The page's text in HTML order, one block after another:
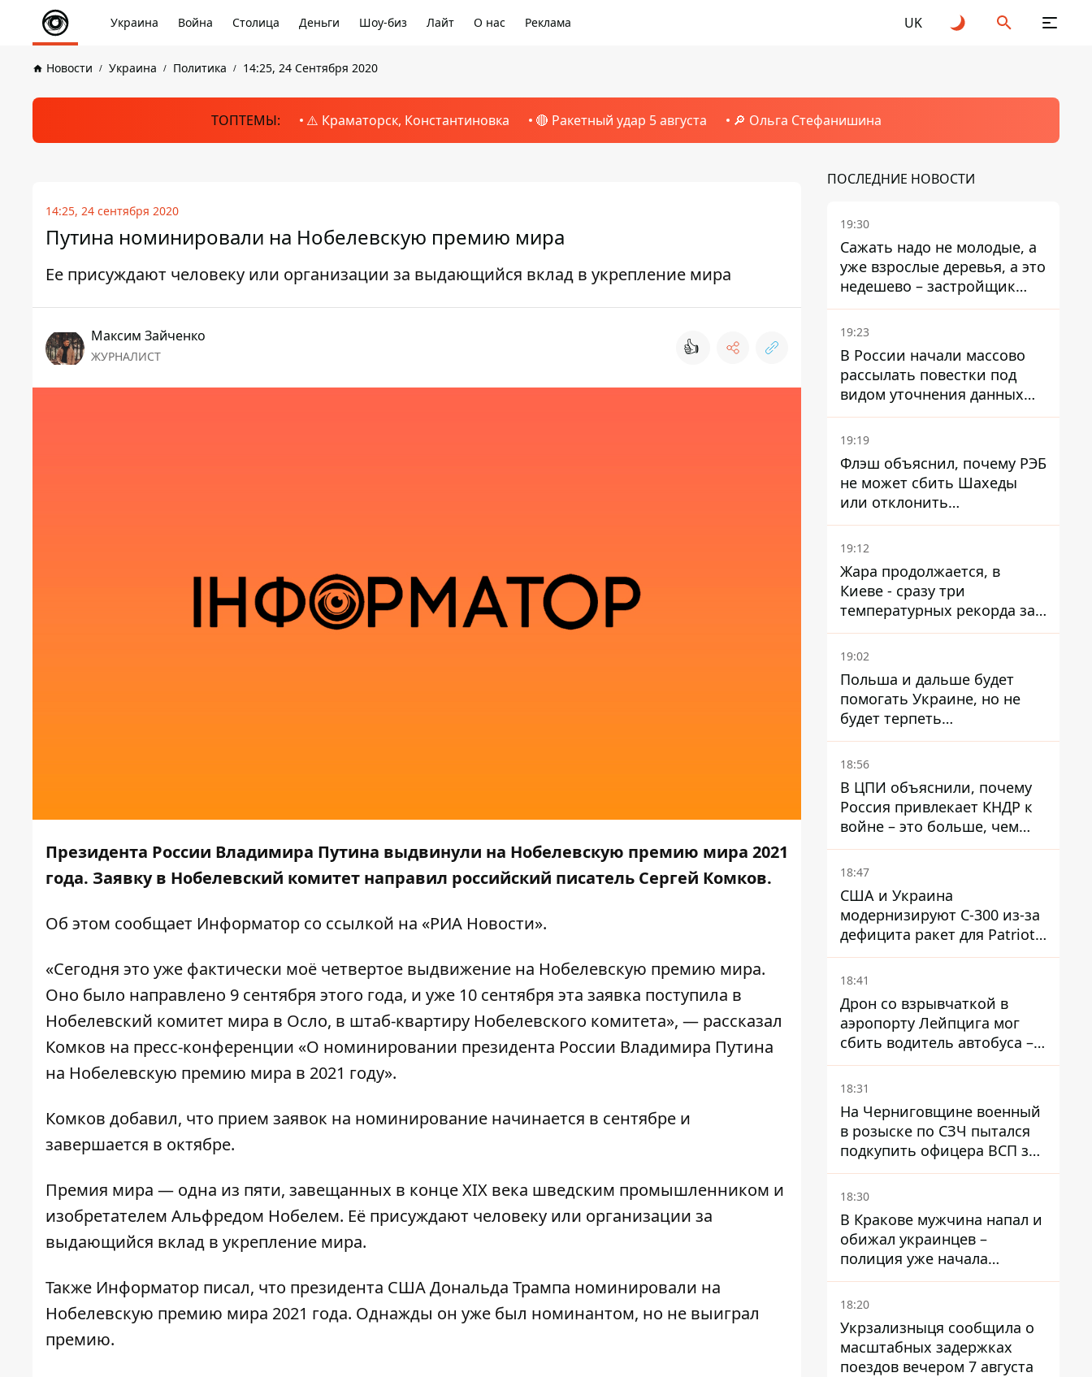
Украина Война Столица Деньги Шоу-биз Лайт О нас Реклама UK
Новости Украина Политика 14:25, 24 Сентября 2020
ТОПТЕМЫ: ⚠️ Краматорск, Константиновка 🔴 Ракетный удар 5 августа 🔎 Ольга Стефанишина
14:25, 24 сентября 2020
Путина номинировали на Нобелевскую премию мира
Ее присуждают человеку или организации за выдающийся вклад в укрепление мира
Максим Зайченко
ЖУРНАЛИСТ 👍
Президента России Владимира Путина выдвинули на Нобелевскую премию мира 2021
года. Заявку в Нобелевский комитет направил российский писатель Сергей Комков.
Об этом сообщает Информатор со ссылкой на «РИА Новости».
«Сегодня это уже фактически моё четвертое выдвижение на Нобелевскую премию мира.
Оно было направлено 9 сентября этого года, и уже 10 сентября эта заявка поступила в
Нобелевский комитет мира в Осло, в штаб-квартиру Нобелевского комитета», — рассказал
Комков на пресс-конференции «О номинировании президента России Владимира Путина
на Нобелевскую премию мира в 2021 году».
Комков добавил, что прием заявок на номинирование начинается в сентябре и
завершается в октябре.
Премия мира — одна из пяти, завещанных в конце XIX века шведским промышленником и
изобретателем Альфредом Нобелем. Её присуждают человеку или организации за
выдающийся вклад в укрепление мира.
Также Информатор писал, что президента США Дональда Трампа номинировали на
Нобелевскую премию мира 2021 года. Однажды он уже был номинантом, но не выиграл
премию.
ПОСЛЕДНИЕ НОВОСТИ
19:30
Сажать надо не молодые, а
уже взрослые деревья, а это
недешево – застройщик
Никонов
19:23
В России начали массово
рассылать повестки под
видом уточнения данных
для набора контрактников
19:19
Флэш объяснил, почему РЭБ
не может сбить Шахеды
или отклонить
баллистические ракеты
19:12
Жара продолжается, в
Киеве - сразу три
температурных рекорда за
день
19:02
Польша и дальше будет
помогать Украине, но не
будет терпеть
"бандеровскую символику" -
Навроцкий
18:56
В ЦПИ объяснили, почему
Россия привлекает КНДР к
войне – это больше, чем
ракеты
18:47
США и Украина
модернизируют С-300 из-за
дефицита ракет для Patriot -
СМИ
18:41
Дрон со взрывчаткой в ​​
аэропорту Лейпцига мог
сбить водитель автобуса –
Welt
18:31
На Черниговщине военный
в розыске по СЗЧ пытался
подкупить офицера ВСП за
40 тысяч гривен
18:30
В Кракове мужчина напал и
обижал украинцев –
полиция уже начала
расследование
18:20
Укрзализныця сообщила о
масштабных задержках
поездов вечером 7 августа